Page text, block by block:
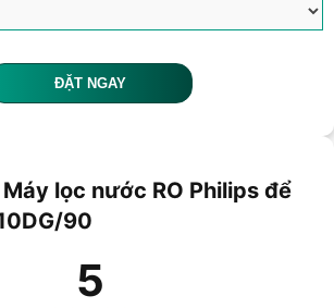
ĐẶT NGAY
lọc nước RO Philips để
90
5